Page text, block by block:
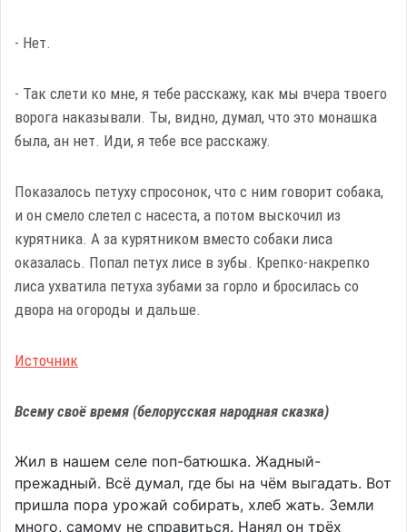
- Нет.
- Так слети ко мне, я тебе расскажу, как мы вчера твоего
ворога наказывали. Ты, видно, думал, что это монашка
была, ан нет. Иди, я тебе все расскажу.
Показалось петуху спросонок, что с ним говорит собака,
и он смело слетел с насеста, а потом выскочил из
курятника. А за курятником вместо собаки лиса
оказалась. Попал петух лисе в зубы. Крепко-накрепко
лиса ухватила петуха зубами за горло и бросилась со
двора на огороды и дальше.
Источник
Всему своё время (белорусская народная сказка)
Жил в нашем селе поп-батюшка. Жадный-
прежадный. Всё думал, где бы на чём выгадать. Вот
пришла пора урожай собирать, хлеб жать. Земли
много, самому не справиться. Нанял он трёх